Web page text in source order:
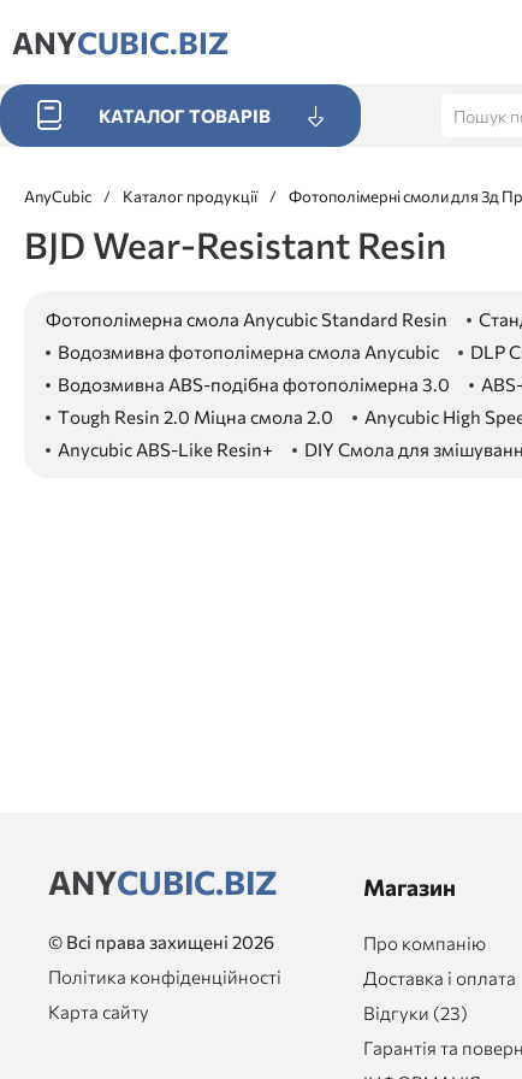
ANYCUBIC.BIZ
КАТАЛОГ ТОВАРІВ
AnyCubic / Каталог продукції / Фотополімерні смоли для 3д
BJD Wear-Resistant Resin
Фотополімерна смола Anycubic Standard Resin
Водозмивна фотополімерна смола Anycubic
DLP
Водозмивна ABS-подібна фотополімерна 3.0
Tough Resin 2.0 Міцна смола 2.0
Anycubic High
Anycubic ABS-Like Resin+
DIY Смола для
ANYCUBIC.BIZ
© Всі права захищені 2026
Політика конфіденційності
Карта сайту
Магазин
Про компанію
Доставка і оплата
Відгуки (23)
Гарантія та